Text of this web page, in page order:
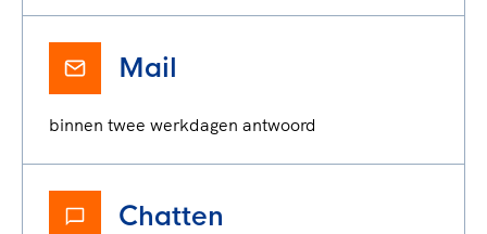
Mail
binnen twee werkdagen antwoord
Chatten